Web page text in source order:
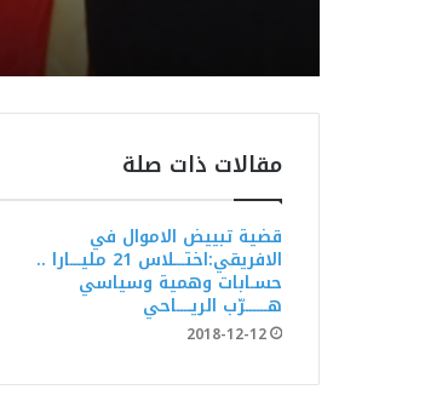
مقالات ذات صلة
قضية تبييض الاموال في
الافريقي:اختـــلاس 21 مليـــارا ..
حسـابات وهمية وسياسي
هــــــرّب الريــــاحي
2018-12-12